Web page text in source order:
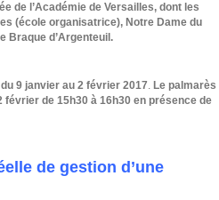
de l’Académie de Versailles, dont les
(école organisatrice), Notre Dame du
Braque d’Argenteuil.
9 janvier au 2 février 2017. Le palmarès
de 15h30 à 16h30 en présence de
de gestion d’une